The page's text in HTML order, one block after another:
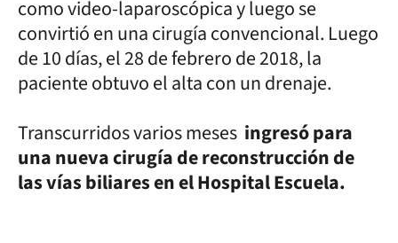
como video-laparoscópica y luego se
convirtió en una cirugía convencional. Luego
de 10 días, el 28 de febrero de 2018, la
paciente obtuvo el alta con un drenaje.
Transcurridos varios meses ingresó para
una nueva cirugía de reconstrucción de
las vías biliares en el Hospital Escuela.